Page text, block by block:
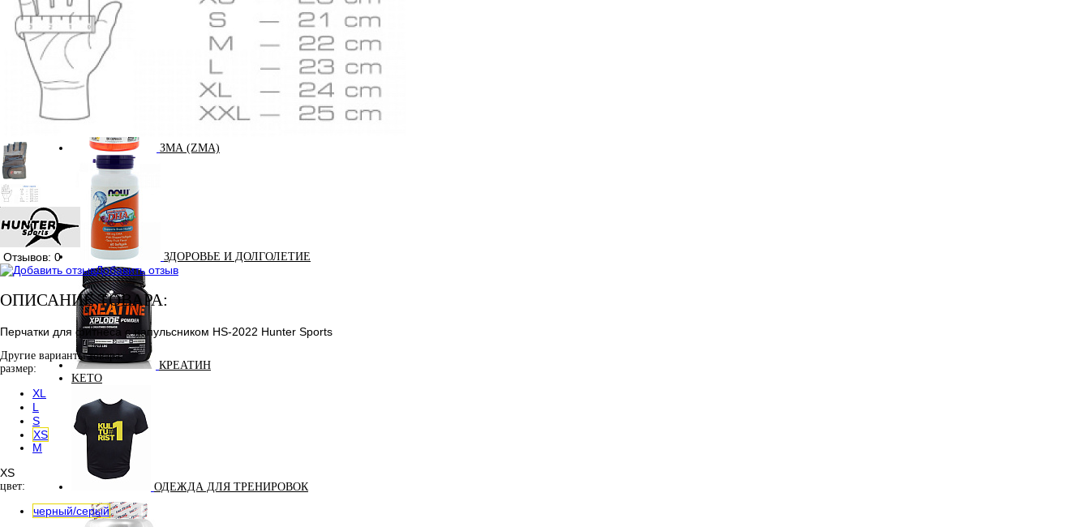
ЖИРОСЖИГАТЕЛИ
ЗМА (ZMA)
ЗДОРОВЬЕ И ДОЛГОЛЕТИЕ
КРЕАТИН
KETO
ОДЕЖДА ДЛЯ ТРЕНИРОВОК
Отзывов: 0
Добавить отзыв
ОПИСАНИЕ ТОВАРА:
Перчатки для фитнеса с напульсником HS-2022 Hunter Sports
Другие варианты товара:
размер:
XL
L
S
XS
M
XS
цвет:
черный/серый